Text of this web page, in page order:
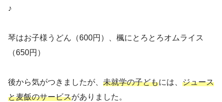
♪
琴はお子様うどん（600円）、楓にとろとろオムライス
（650円）
後から気がつきましたが、 未就学の子どもには、 ジュース
と麦飯のサービスがありました。